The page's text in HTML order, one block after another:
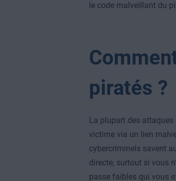
le code malveillant du
piratés ?
La plupart des attaques
victime via un lien
cybercriminels savent
directe, surtout si vous
passe faibles qui vous